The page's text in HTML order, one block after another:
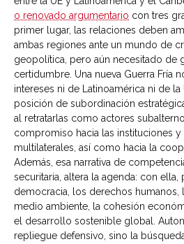
o renovado argumentario con tres
primer lugar, las relaciones deben
ambas regiones ante un mundo de
geopolítica, pero aún necesitado de
certidumbre. Una nueva Guerra Fría
intereses ni de Latinoamérica ni de la
posición de subordinación
al retratarlas como actores
compromiso hacia las instituciones
multilaterales, así como hacia la
Además, esa narrativa de
securitaria, altera la agenda: con
democracia, los derechos humanos,
medio ambiente, la cohesión
el desarrollo sostenible global.
repliegue defensivo, sino la